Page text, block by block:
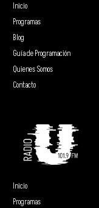
Inicio
Programas
Blog
Guía de Programación
Quienes Somos
Contacto
Inicio
Programas